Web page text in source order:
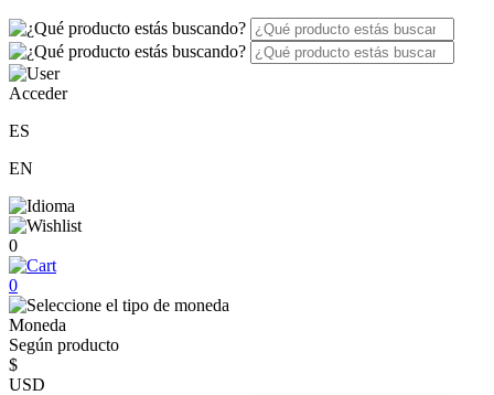
Acceder
ES
EN
0
0
Moneda
Según producto
$
USD